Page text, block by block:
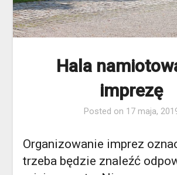
Hala
imprezę
Posted on 17 maja,
Organizowanie imprez
trzeba będzie znaleźć